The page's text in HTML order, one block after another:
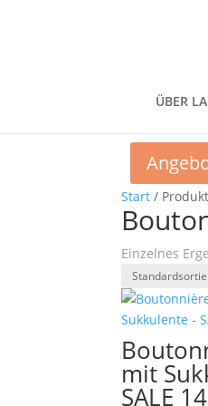
ÜBER
Start /
Einzelnes
mit
SALE